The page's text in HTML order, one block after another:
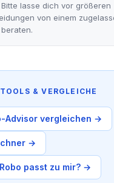
lasse dich vor größeren
von einem
& VERGLEICHE
Advisor vergleichen →
→
passt zu mir? →